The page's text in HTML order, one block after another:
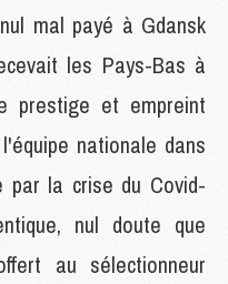
mal payé à Gdansk
les Pays-Bas à
prestige et empreint
nationale dans
par la crise du Covid-
nul doute que
au sélectionneur